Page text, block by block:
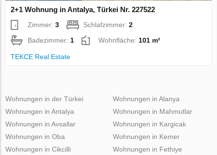
2+1 Wohnung in Antalya, Türkei Nr. 227522
Zimmer:3 Schlafzimmer:2
Badezimmer: 1 Wohnfläche: 101 m²
TEKCE Real Estate
Wohnungen in der Türkei
Wohnungen in Antalya
Wohnungen in Avsallar
Wohnungen in Oba
Wohnungen in Cikcilli
Wohnungen in Alanya
Wohnungen in Mahmutlar
Wohnungen in Kargicak
Wohnungen in Kemer
Wohnungen in Fethiye